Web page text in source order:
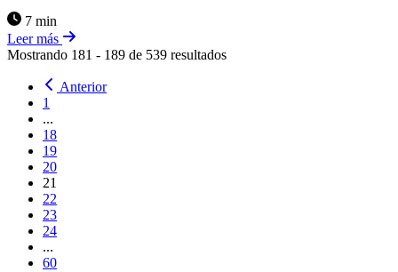
7 min
Leer más
Mostrando 181 - 189 de 539 resultados
Anterior
1
...
18
19
20
21
22
23
24
...
60